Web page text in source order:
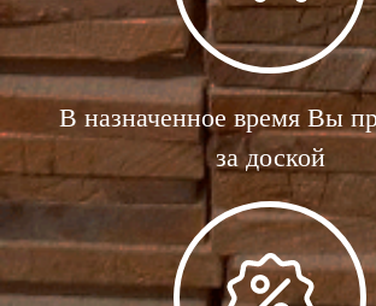
В назначенное время Вы
за доской